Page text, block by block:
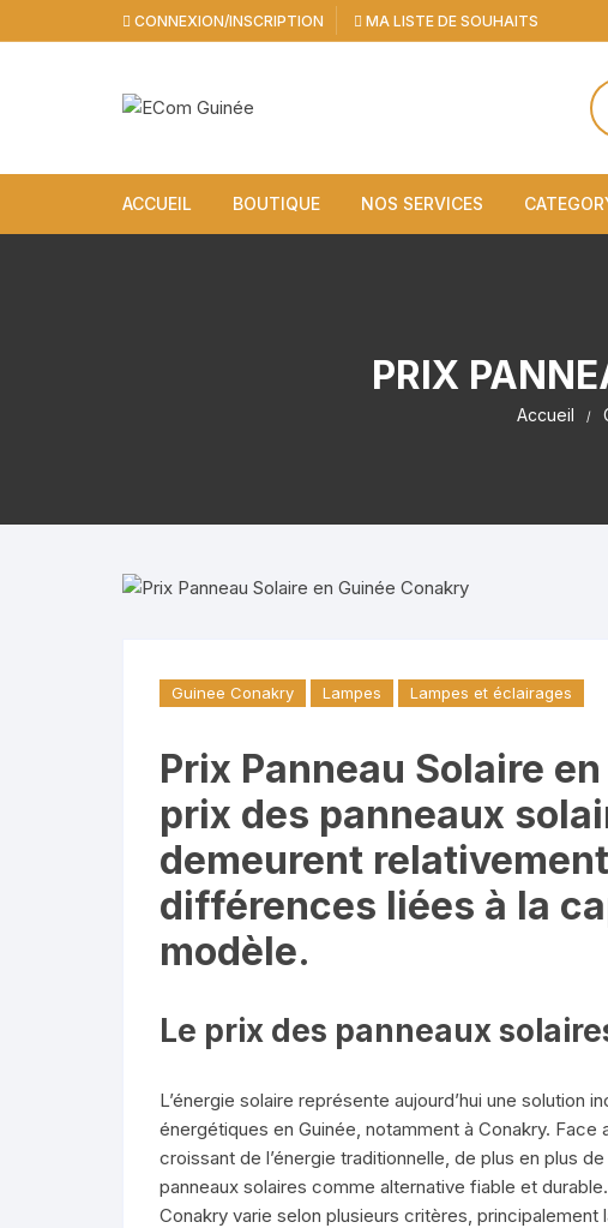
au
CONNEXION/INSCRIPTION MA LISTE DE SOUHAITS
ACCUEIL BOUTIQUE NOS SERVICES
PRIX
Accueil
Guinee Conakry Lampes Lampes et éclairages
Prix Panneau Solaire
prix des panneaux
demeurent
différences liées à la
modèle.
Le prix des panneaux
L’énergie solaire représente aujourd’hui une solution
énergétiques en Guinée, notamment à Conakry.
croissant de l’énergie traditionnelle, de plus en plus
panneaux solaires comme alternative fiable et
Conakry varie selon plusieurs critères, principalement